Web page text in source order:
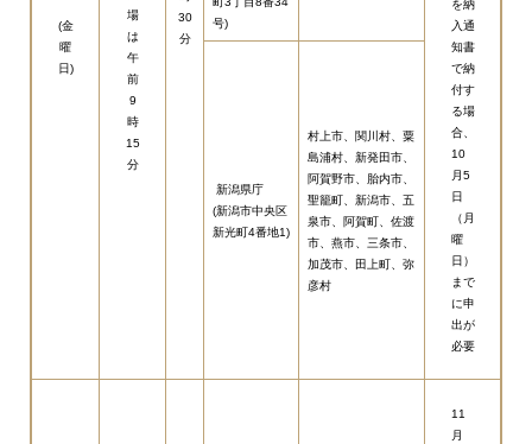
(金
曜
日)
場
は
午
前
9
時
15
分
30
分
を納
入通
知書
で納
付す
る場
合、
10
月5
日
（月
曜
日）
まで
に申
出が
必要
号)
新潟県庁
(新潟市中央区
新光町4番地1)
村上市、関川村、粟
島浦村、新発田市、
阿賀野市、胎内市、
聖籠町、新潟市、五
泉市、阿賀町、佐渡
市、燕市、三条市、
加茂市、田上町、弥
彦村
11
月